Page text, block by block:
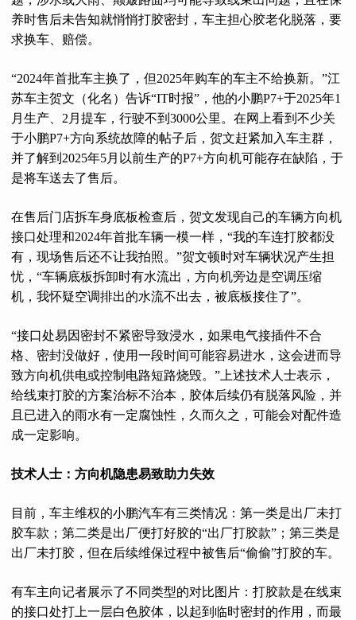
养时售后未告知就悄悄打胶密封，车主担心胶老化脱落，要
求换车、赔偿。
“2024年首批车主换了，但2025年购车的车主不给换新。”江
苏车主贺文（化名）告诉“IT时报”，他的小鹏P7+于2025年1
月生产、2月提车，行驶不到3000公里。在网上看到不少关
于小鹏P7+方向系统故障的帖子后，贺文赶紧加入车主群，
并了解到2025年5月以前生产的P7+方向机可能存在缺陷，于
是将车送去了售后。
在售后门店拆车身底板检查后，贺文发现自己的车辆方向机
接口处理和2024年首批车辆一模一样，“我的车连打胶都没
有，现场售后还不让我拍照。”贺文顿时对车辆状况产生担
忧，“车辆底板拆卸时有水流出，方向机旁边是空调压缩
机，我怀疑空调排出的水流不出去，被底板接住了”。
“接口处易因密封不紧密导致浸水，如果电气接插件不合
格、密封没做好，使用一段时间可能容易进水，这会进而导
致方向机供电或控制电路短路烧毁。”上述技术人士表示，
给线束打胶的方案治标不治本，胶体后续仍有脱落风险，并
且已进入的雨水有一定腐蚀性，久而久之，可能会对配件造
成一定影响。
技术人士：方向机隐患易致助力失效
目前，车主维权的小鹏汽车有三类情况：第一类是出厂未打
胶车款；第二类是出厂便打好胶的“出厂打胶款”；第三类是
出厂未打胶，但在后续维保过程中被售后“偷偷”打胶的车。
有车主向记者展示了不同类型的对比图片：打胶款是在线束
的接口处打上一层白色胶体，以起到临时密封的作用，而最